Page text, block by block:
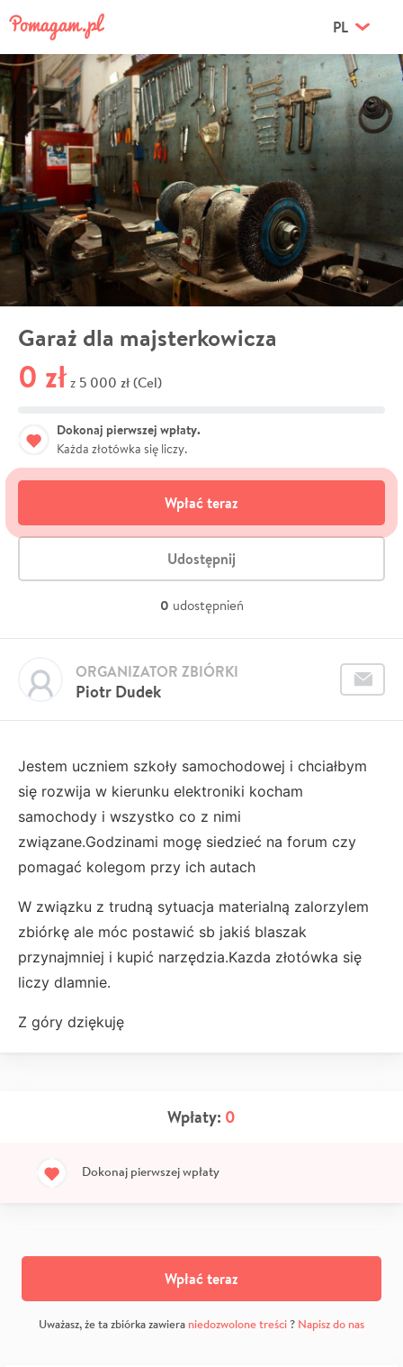
PL
Garaż dla majsterkowicza
0 zł z 5 000 zł (Cel)
Dokonaj pierwszej wpłaty.
Każda złotówka się liczy.
Wpłać teraz
Udostępnij
0 udostępnień
Piotr Dudek
ORGANIZATOR ZBIÓRKI
Jestem uczniem szkoły samochodowej i chciałbym
się rozwija w kierunku elektroniki kocham
samochody i wszystko co z nimi
związane.Godzinami mogę siedzieć na forum czy
pomagać kolegom przy ich autach
W związku z trudną sytuacja materialną zalorzylem
zbiórkę ale móc postawić sb jakiś blaszak
przynajmniej i kupić narzędzia.Kazda złotówka się
liczy dlamnie.
Z góry dziękuję
Wpłaty: 0
Dokonaj pierwszej wpłaty
Wpłać teraz
Uważasz, że ta zbiórka zawiera niedozwolone treści? Napisz do nas